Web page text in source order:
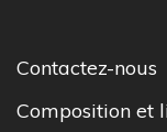
Contactez-nous
Composition et